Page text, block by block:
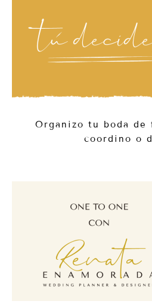
Organizo tu boda de
coordino o